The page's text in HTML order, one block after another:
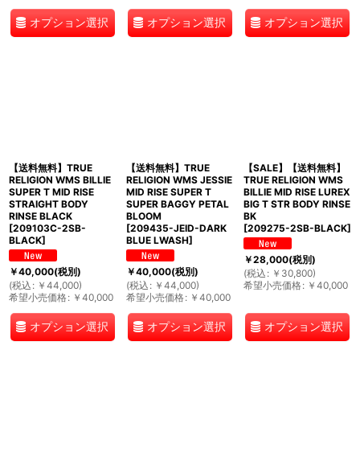
オプション選択 オプション選択 オプション選択
【送料無料】TRUE
RELIGION WMS BILLIE
SUPER T MID RISE
STRAIGHT BODY
RINSE BLACK
[209103C-2SB-
BLACK]
￥40,000(税別)
(税込 : ￥ 44,000)
希望小売価格: ￥ 40,000
オプション選択
【送料無料】TRUE
RELIGION WMS JESSIE
MID RISE SUPER T
SUPER BAGGY PETAL
BLOOM
[209435-JEID-DARK
BLUE LWASH]
￥40,000(税別)
(税込 : ￥ 44,000)
希望小売価格: ￥ 40,000
オプション選択
【SALE】【送料無料】
TRUE RELIGION WMS
BILLIE MID RISE LUREX
BIG T STR BODY RINSE
BK
[209275-2SB-BLACK]
￥28,000(税別)
(税込 : ￥ 30,800)
希望小売価格: ￥ 40,000
オプション選択